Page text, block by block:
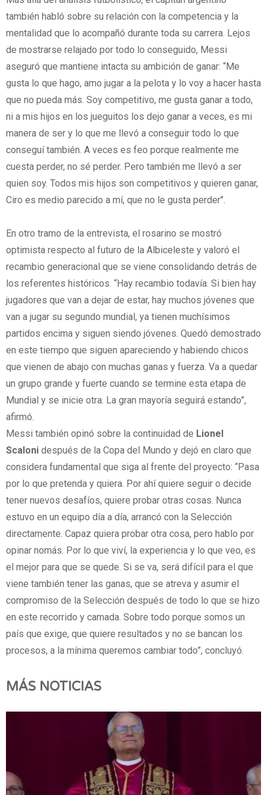
también habló sobre su relación con la competencia y la
mentalidad que lo acompañó durante toda su carrera. Lejos
de mostrarse relajado por todo lo conseguido, Messi
aseguró que mantiene intacta su ambición de ganar: “Me
gusta lo que hago, amo jugar a la pelota y lo voy a hacer hasta
que no pueda más. Soy competitivo, me gusta ganar a todo,
ni a mis hijos en los jueguitos los dejo ganar a veces, es mi
manera de ser y lo que me llevó a conseguir todo lo que
conseguí también. A veces es feo porque realmente me
cuesta perder, no sé perder. Pero también me llevó a ser
quien soy. Todos mis hijos son competitivos y quieren ganar,
Ciro es medio parecido a mí, que no le gusta perder".
En otro tramo de la entrevista, el rosarino se mostró
optimista respecto al futuro de la Albiceleste y valoró el
recambio generacional que se viene consolidando detrás de
los referentes históricos. “Hay recambio todavía. Si bien hay
jugadores que van a dejar de estar, hay muchos jóvenes que
van a jugar su segundo mundial, ya tienen muchísimos
partidos encima y siguen siendo jóvenes. Quedó demostrado
en este tiempo que siguen apareciendo y habiendo chicos
que vienen de abajo con muchas ganas y fuerza. Va a quedar
un grupo grande y fuerte cuando se termine esta etapa de
Mundial y se inicie otra. La gran mayoría seguirá estando”,
afirmó.
Messi también opinó sobre la continuidad de Lionel
Scaloni después de la Copa del Mundo y dejó en claro que
considera fundamental que siga al frente del proyecto: “Pasa
por lo que pretenda y quiera. Por ahí quiere seguir o decide
tener nuevos desafíos, quiere probar otras cosas. Nunca
estuvo en un equipo día a día, arrancó con la Selección
directamente. Capaz quiera probar otra cosa, pero hablo por
opinar nomás. Por lo que viví, la experiencia y lo que veo, es
el mejor para que se quede. Si se va, será difícil para el que
viene también tener las ganas, que se atreva y asumir el
compromiso de la Selección después de todo lo que se hizo
en este recorrido y camada. Sobre todo porque somos un
país que exige, que quiere resultados y no se bancan los
procesos, a la mínima queremos cambiar todo”, concluyó.
MÁS NOTICIAS